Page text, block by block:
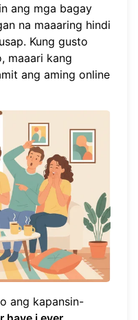
ang mga bagay
na maaaring hindi
Kung gusto
maaari kang
ang aming online
ang kapansin-